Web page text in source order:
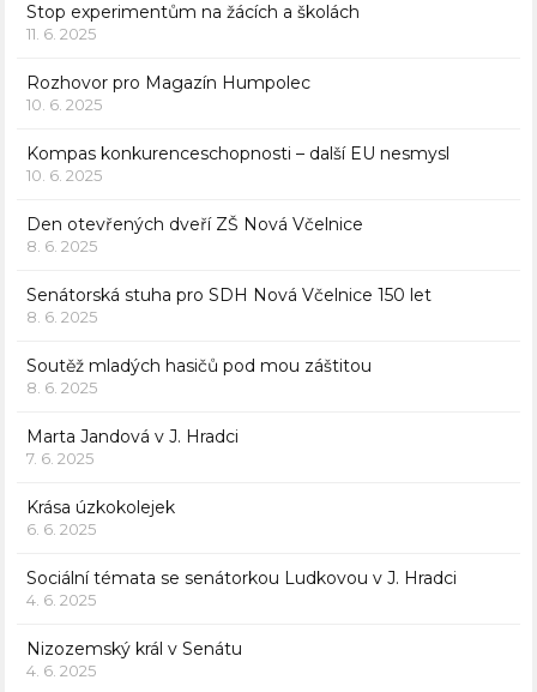
Stop experimentům na žácích a školách
11. 6. 2025
Rozhovor pro Magazín Humpolec
10. 6. 2025
Kompas konkurenceschopnosti – další EU nesmysl
10. 6. 2025
Den otevřených dveří ZŠ Nová Včelnice
8. 6. 2025
Senátorská stuha pro SDH Nová Včelnice 150 let
8. 6. 2025
Soutěž mladých hasičů pod mou záštitou
8. 6. 2025
Marta Jandová v J. Hradci
7. 6. 2025
Krása úzkokolejek
6. 6. 2025
Sociální témata se senátorkou Ludkovou v J. Hradci
4. 6. 2025
Nizozemský král v Senátu
4. 6. 2025